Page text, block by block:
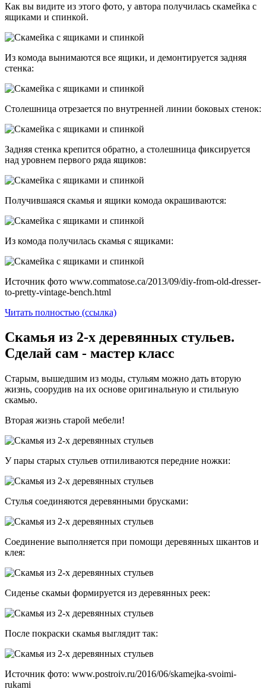
Как вы видите из этого фото, у автора получилась скамейка с
ящиками и спинкой.
Из комода вынимаются все ящики, и демонтируется задняя
стенка:
Столешница отрезается по внутренней линии боковых стенок:
Задняя стенка крепится обратно, а столешница фиксируется
над уровнем первого ряда ящиков:
Получившаяся скамья и ящики комода окрашиваются:
Из комода получилась скамья с ящиками:
Источник фото www.commatose.ca/2013/09/diy-from-old-dresser-
to-pretty-vintage-bench.html
Читать полностью (ссылка)
Скамья из 2-х деревянных стульев.
Сделай сам - мастер класс
Старым, вышедшим из моды, стульям можно дать вторую
жизнь, соорудив на их основе оригинальную и стильную
скамью.
Вторая жизнь старой мебели!
У пары старых стульев отпиливаются передние ножки:
Стулья соединяются деревянными брусками:
Соединение выполняется при помощи деревянных шкантов и
клея:
Сиденье скамьи формируется из деревянных реек:
После покраски скамья выглядит так:
Источник фото: www.postroiv.ru/2016/06/skamejka-svoimi-
rukami